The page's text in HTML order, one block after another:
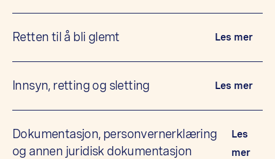
Retten til å bli glemt Les mer
Innsyn, retting og sletting Les mer
Dokumentasjon, personvernerklæring
og annen juridisk dokumentasjon
Les
mer